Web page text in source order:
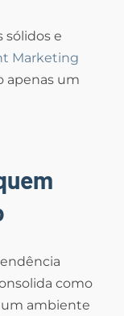
sólidos e
Marketing
apenas um
como
ambiente